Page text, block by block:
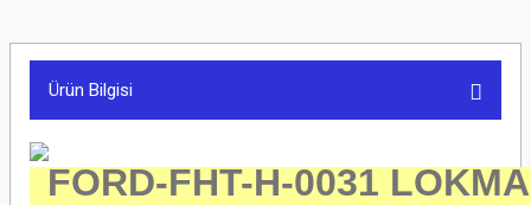
Ürün Bilgisi
FORD-FHT-H-0031